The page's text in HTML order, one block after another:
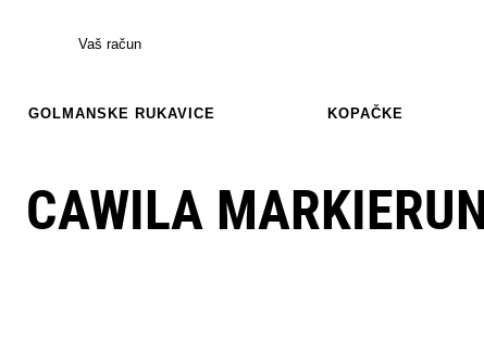
Vaš račun
GOLMANSKE RUKAVICE KOPAČKE
CAWILA